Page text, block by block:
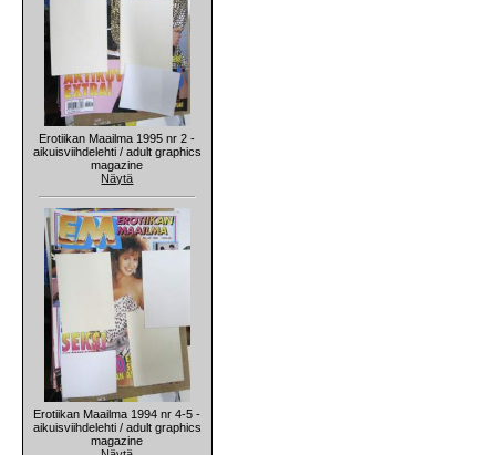
Erotiikan Maailma 1995 nr 2 -
aikuisviihdelehti / adult graphics
magazine
Näytä
Erotiikan Maailma 1994 nr 4-5 -
aikuisviihdelehti / adult graphics
magazine